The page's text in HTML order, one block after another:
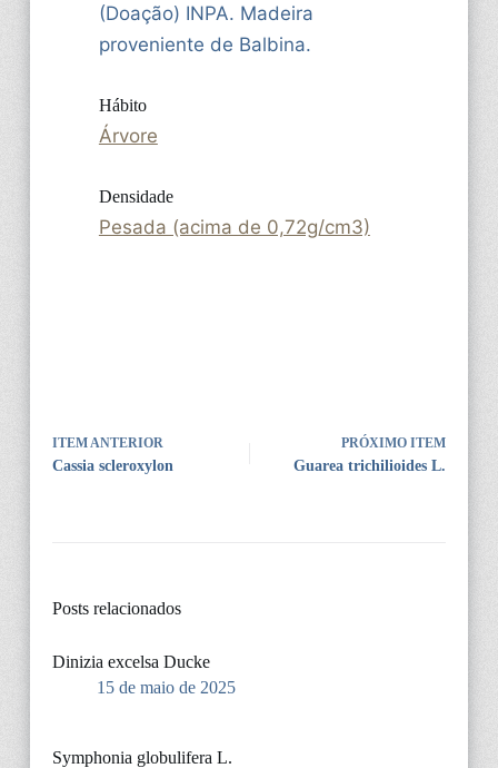
(Doação) INPA. Madeira
proveniente de Balbina.
Hábito
Árvore
Densidade
Pesada (acima de 0,72g/cm3)
ITEM ANTERIOR
Cassia scleroxylon
PRÓXIMO ITEM
Guarea trichilioides L.
Posts relacionados
Dinizia excelsa Ducke
15 de maio de 2025
Symphonia globulifera L.